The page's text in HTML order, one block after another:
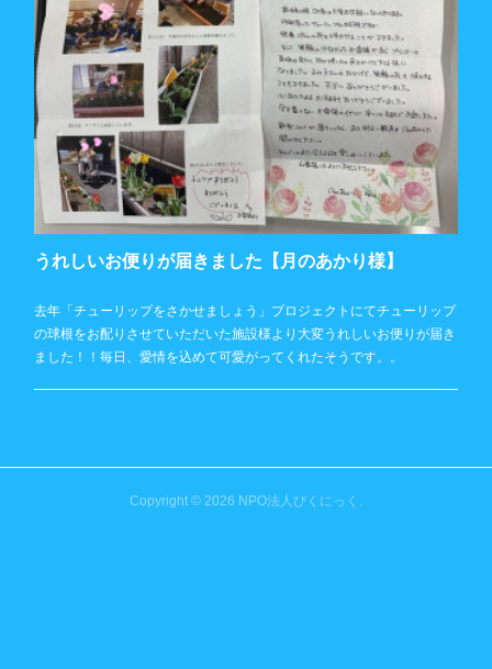
うれしいお便りが届きました【月のあかり様】
去年「チューリップをさかせましょう」プロジェクトにてチューリップ
の球根をお配りさせていただいた施設様より大変うれしいお便りが届き
ました！！毎日、愛情を込めて可愛がってくれたそうです。。
Copyright © 2026 NPO法人ぴくにっく .